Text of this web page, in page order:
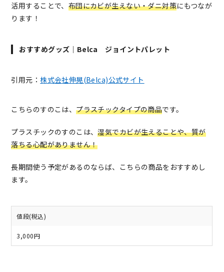
活用することで、 布団にカビが生えない・ダニ対策にもつなが
ります！
おすすめグッズ｜Belca ジョイントパレット
引用元：株式会社伸晃(Belca)公式サイト
こちらのすのこは、プラスチックタイプの商品です。
プラスチックのすのこは、湿気でカビが生えることや、質が
落ちる心配がありません！
長期間使う予定があるのならば、こちらの商品をおすすめし
ます。
値段(税込)
3,000円